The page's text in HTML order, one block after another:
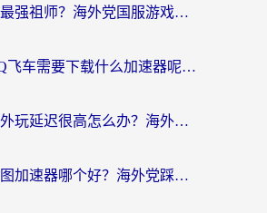
德国怎么玩最强祖师？海外党国服游戏加速器选择全攻略（附宝可梦Online实测）
在国外玩QQ飞车需要下载什么加速器呢？海外党亲测有效的国服游戏加速指南
雪糕工厂国外玩延迟很高怎么办？海外玩家国服游戏加速终极攻略（附实测推荐）
打江南百景图加速器哪个好？海外党踩坑N次后，终于找到不卡的秘诀